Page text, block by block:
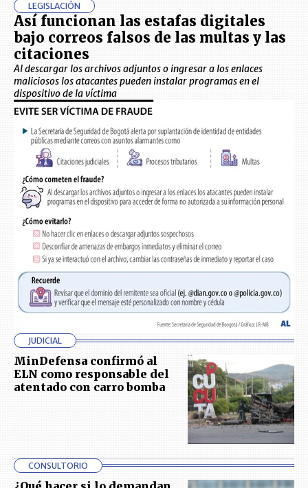
LEGISLACIÓN
Así funcionan las estafas digitales
bajo correos falsos de las multas y las
citaciones
Al descargar los archivos adjuntos o ingresar a los enlaces
maliciosos los atacantes pueden instalar programas en el
dispositivo de la víctima
JUDICIAL
MinDefensa confirmó al
ELN como responsable del
atentado con carro bomba
CONSULTORIO